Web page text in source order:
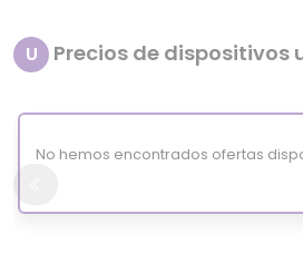
U Precios de dispositivos
No hemos encontrados ofertas